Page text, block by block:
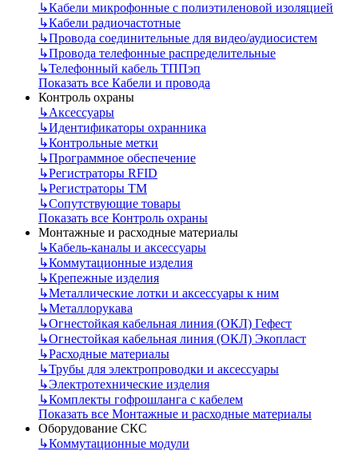
↳Кабели микрофонные с полиэтиленовой изоляцией
↳Кабели радиочастотные
↳Провода соединительные для видео/аудиосистем
↳Провода телефонные распределительные
↳Телефонный кабель ТППэп
Показать все Кабели и провода
Контроль охраны
↳Аксессуары
↳Идентификаторы охранника
↳Контрольные метки
↳Программное обеспечение
↳Регистраторы RFID
↳Регистраторы ТМ
↳Сопутствующие товары
Показать все Контроль охраны
Монтажные и расходные материалы
↳Кабель-каналы и аксессуары
↳Коммутационные изделия
↳Крепежные изделия
↳Металлические лотки и аксессуары к ним
↳Металлорукава
↳Огнестойкая кабельная линия (ОКЛ) Гефест
↳Огнестойкая кабельная линия (ОКЛ) Экопласт
↳Расходные материалы
↳Трубы для электропроводки и аксессуары
↳Электротехнические изделия
↳Комплекты гофрошланга с кабелем
Показать все Монтажные и расходные материалы
Оборудование СКС
↳Коммутационные модули